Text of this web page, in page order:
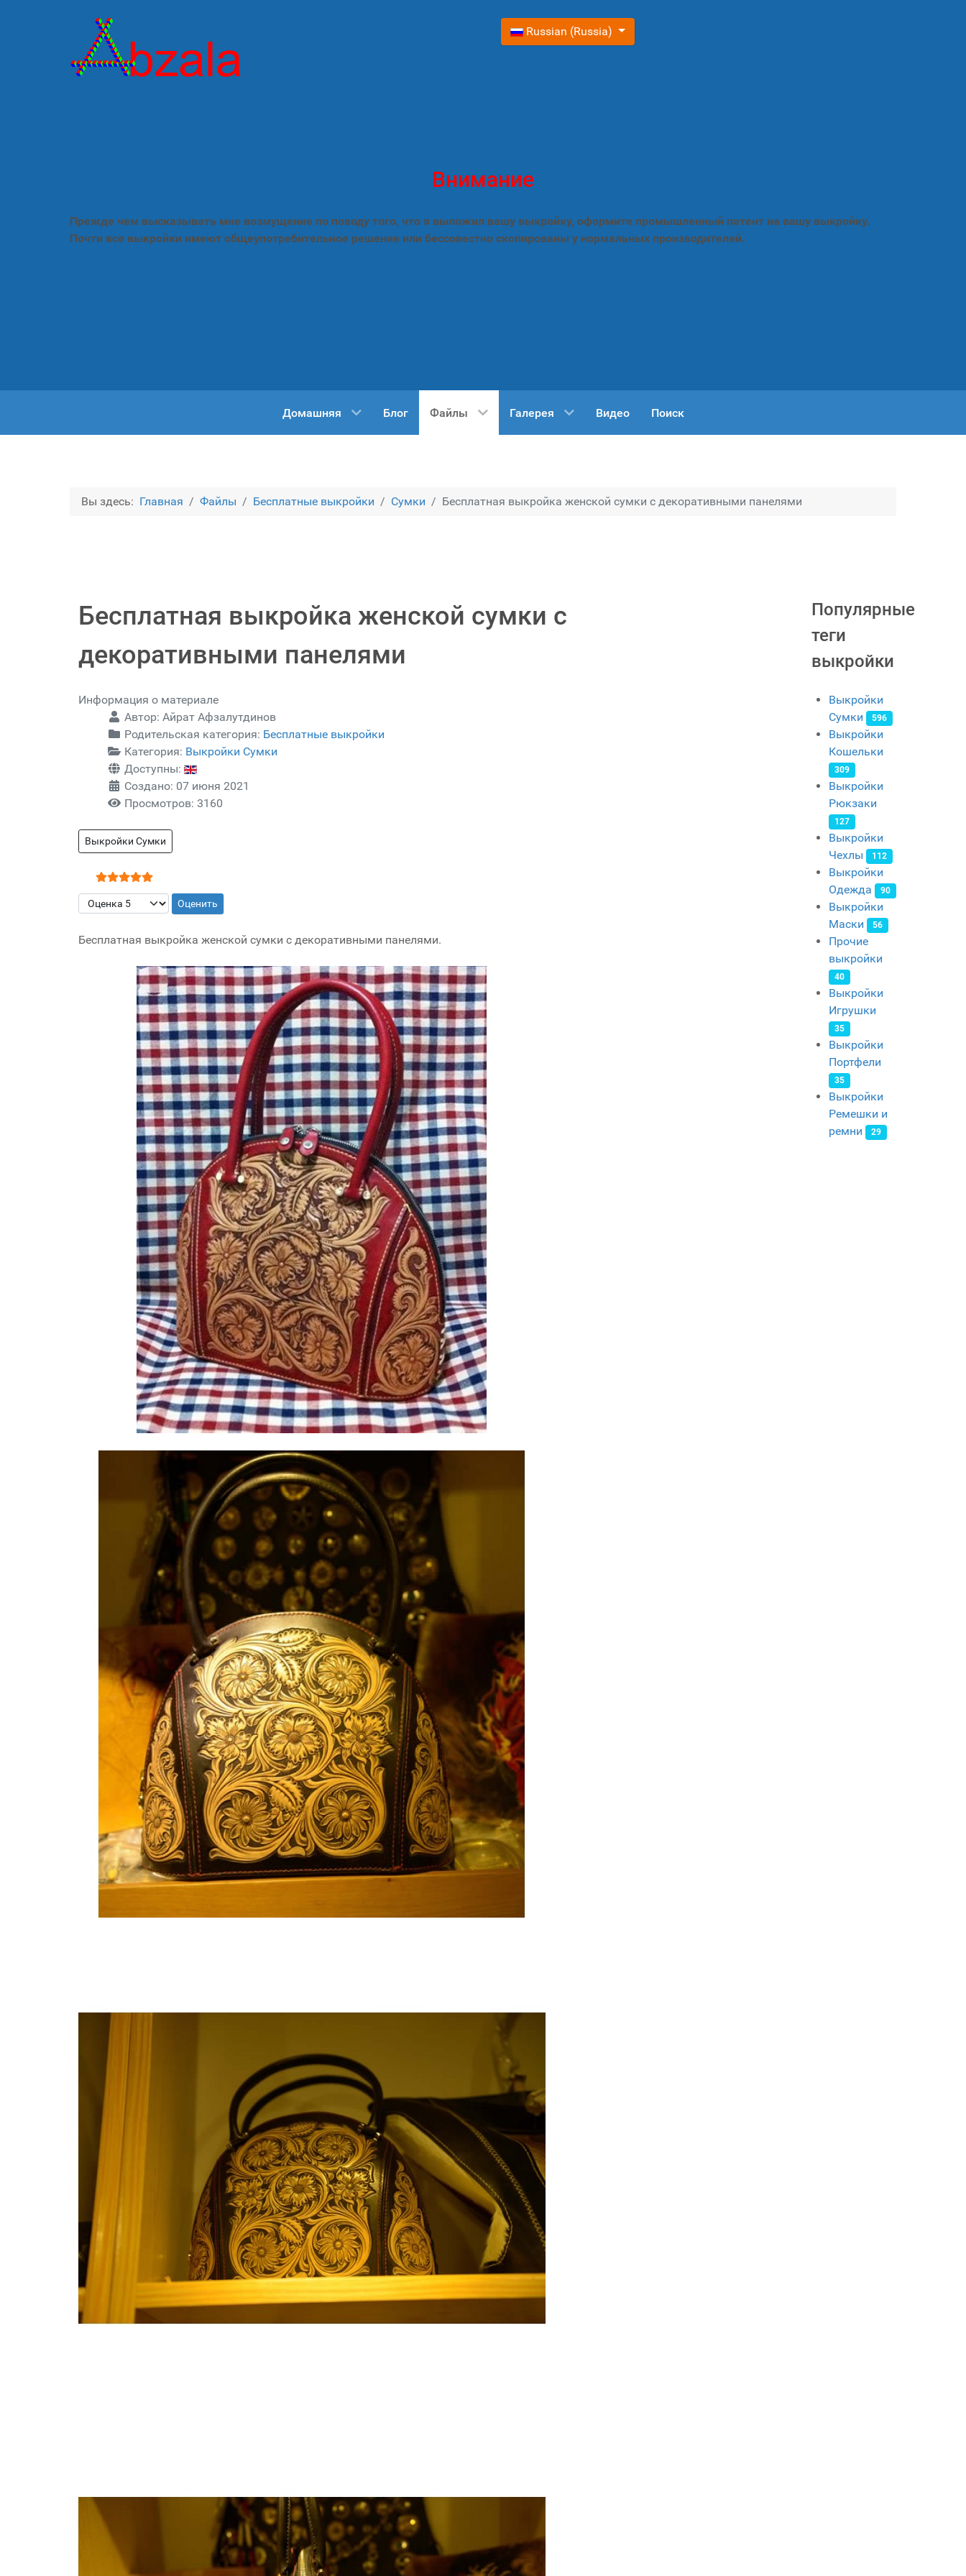
Выберите язык
Russian (Russia)
Внимание
Прежде чем высказывать мне возмущение по поводу того, что я выложил вашу выкройку, оформите промышленный патент на вашу выкройку.
Почти все выкройки имеют общеупотребительное решение или бессовестно скопированы у нормальных производителей.
Домашняя Блог Файлы Галерея Видео Поиск
Вы здесь: Главная Файлы Бесплатные выкройки Сумки Бесплатная выкройка женской сумки с декоративными панелями
Бесплатная выкройка женской сумки с
декоративными панелями
Информация о материале
Автор: Айрат Афзалутдинов
Родительская категория: Бесплатные выкройки
Категория: Выкройки Сумки
Доступны:
Создано: 07 июня 2021
Просмотров: 3160
Выкройки Сумки
Рейтинг:5/5
Пожалуйста, оцените
Бесплатная выкройка женской сумки с декоративными панелями.
Популярные
теги
выкройки
Выкройки
Сумки
596
Выкройки
Кошельки
309
Выкройки
Рюкзаки
127
Выкройки
Чехлы
112
Выкройки
Одежда
90
Выкройки
Маски
56
Прочие
выкройки
40
Выкройки
Игрушки
35
Выкройки
Портфели
35
Выкройки
Ремешки и
ремни
29